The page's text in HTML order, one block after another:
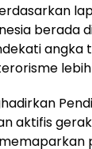
berada
aktifis